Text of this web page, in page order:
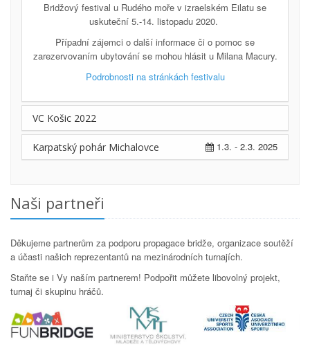
Bridžový festival u Rudého moře v izraelském Eilatu se
uskuteční 5.-14. listopadu 2020.
Případní zájemci o další informace či o pomoc se
zarezervovaním ubytování se mohou hlásit u Milana Macury.
Podrobnosti na stránkách festivalu
VC Košic 2022
1.3. - 2.3. 2025
Karpatský pohár Michalovce
Naši partneři
Děkujeme partnerům za podporu propagace bridže, organizace soutěží
a účasti našich reprezentantů na mezinárodních turnajích.
Staňte se i Vy naším partnerem! Podpořit můžete libovolný projekt,
turnaj či skupinu hráčů.